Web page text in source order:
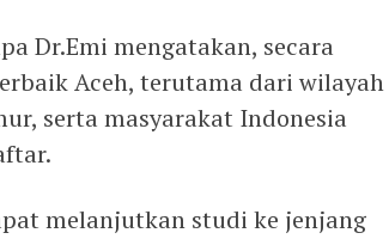
Dr.Emi mengatakan, secara
Aceh, terutama dari wilayah
serta masyarakat Indonesia
melanjutkan studi ke jenjang